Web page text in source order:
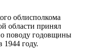
облисполкома
области принял
поводу годовщины
1944 году.